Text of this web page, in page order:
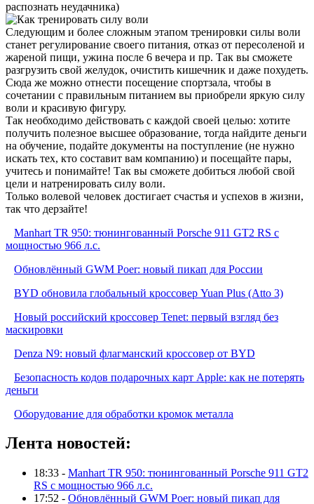
распознать неудачника)
Следующим и более сложным этапом тренировки силы воли
станет регулирование своего питания, отказ от пересоленой и
жареной пищи, ужина после 6 вечера и пр. Так вы сможете
разгрузить свой желудок, очистить кишечник и даже похудеть.
Сюда же можно отнести посещение спортзала, чтобы в
сочетании с правильным питанием вы приобрели яркую силу
воли и красивую фигуру.
Так необходимо действовать с каждой своей целью: хотите
получить полезное высшее образование, тогда найдите деньги
на обучение, подайте документы на поступление (не нужно
искать тех, кто составит вам компанию) и посещайте пары,
учитесь и понимайте! Так вы сможете добиться любой свой
цели и натренировать силу воли.
Только волевой человек достигает счастья и успехов в жизни,
так что дерзайте!
Manhart TR 950: тюнингованный Porsche 911 GT2 RS с
мощностью 966 л.с.
Обновлённый GWM Poer: новый пикап для России
BYD обновила глобальный кроссовер Yuan Plus (Atto 3)
Новый российский кроссовер Tenet: первый взгляд без
маскировки
Denza N9: новый флагманский кроссовер от BYD
Безопасность кодов подарочных карт Apple: как не потерять
деньги
Оборудование для обработки кромок металла
Лента новостей:
18:33 - Manhart TR 950: тюнингованный Porsche 911 GT2
RS с мощностью 966 л.с.
17:52 - Обновлённый GWM Poer: новый пикап для